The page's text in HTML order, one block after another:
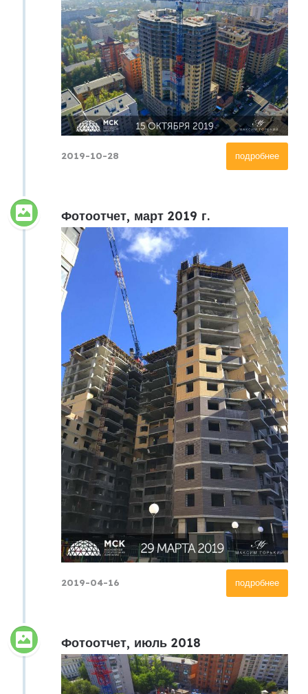
подробнее
2019-10-28
Фотоотчет, март 2019 г.
подробнее
2019-04-16
Фотоотчет, июль 2018